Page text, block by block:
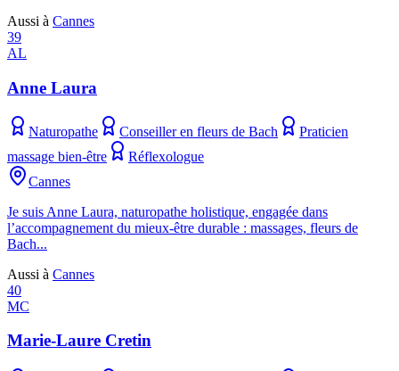
Aussi à Cannes
39
AL
Anne Laura
Naturopathe Conseiller en fleurs de Bach
Praticien
massage bien-être
Réflexologue
Cannes
Je suis Anne Laura, naturopathe holistique, engagée dans
l’accompagnement du mieux-être durable : massages, fleurs de
Bach...
Aussi à Cannes
40
MC
Marie-Laure Cretin